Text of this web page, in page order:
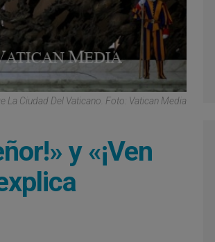
La Ciudad Del Vaticano. Foto: Vatican Media
y «¡Ven